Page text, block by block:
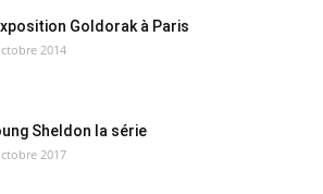
Goldorak à Paris
2014
Sheldon la série
2017